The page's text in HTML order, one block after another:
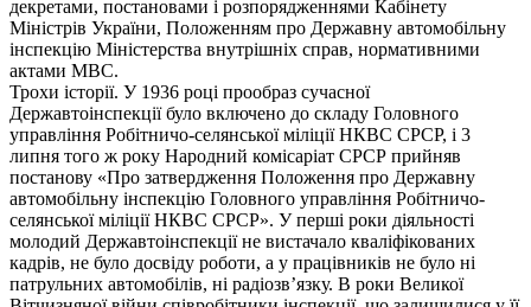
декретами, постановами і розпорядженнями Кабінету
Міністрів України, Положенням про Державну автомобільну
інспекцію Міністерства внутрішніх справ, нормативними
актами МВС.
Трохи історії. У 1936 році прообраз сучасної
Державтоінспекції було включено до складу Головного
управління Робітничо-селянської міліції НКВС СРСР, і 3
липня того ж року Народний комісаріат СРСР прийняв
постанову «Про затвердження Положення про Державну
автомобільну інспекцію Головного управління Робітничо-
селянської міліції НКВС СРСР». У перші роки діяльності
молодий Державтоінспекції не вистачало кваліфікованих
кадрів, не було досвіду роботи, а у працівників не було ні
патрульних автомобілів, ні радіозв’язку. В роки Великої